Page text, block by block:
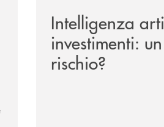
Intelligenza
investimenti:
rischio?